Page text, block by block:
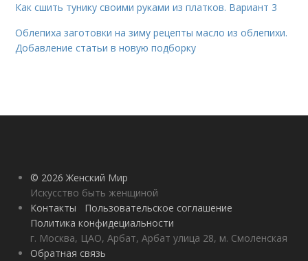
Как сшить тунику своими руками из платков. Вариант 3
Облепиха заготовки на зиму рецепты масло из облепихи.
Добавление статьи в новую подборку
© 2026 Женский Мир
Искусство быть женщиной
Контакты
Пользовательское соглашение
Политика конфидециальности
г. Москва, ЦАО, Арбат, Арбат улица 28, м. Смоленская
Обратная связь